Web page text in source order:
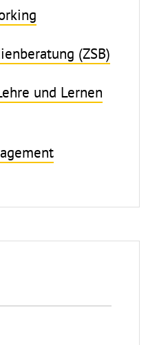
(ZSB)
und Lernen